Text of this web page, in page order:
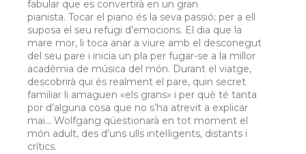
fabular que es convertirà en un gran
pianista. Tocar el piano és la seva passió; per a ell
suposa el seu refugi d’emocions. El dia que la
mare mor, li toca anar a viure amb el desconegut
del seu pare i inicia un pla per fugar-se a la millor
acadèmia de música del món. Durant el viatge,
descobrirà qui és realment el pare, quin secret
familiar li amaguen «els grans» i per què té tanta
por d’alguna cosa que no s’ha atrevit a explicar
mai... Wolfgang qüestionarà en tot moment el
món adult, des d’uns ulls intel·ligents, distants i
crítics.